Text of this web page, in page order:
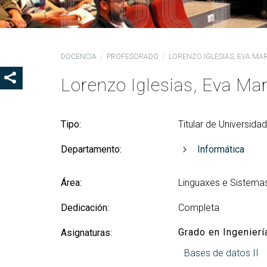
DOCENCIA PROFESORADO LORENZO IGLESIAS, EVA
Lorenzo Iglesias, Eva
Tipo: Titular de
Departamento: Informática
Área: Linguaxes e
Dedicación: Completa
Asignaturas:
Grado en
Bases de datos II
SHOW SHARE BUTTONS